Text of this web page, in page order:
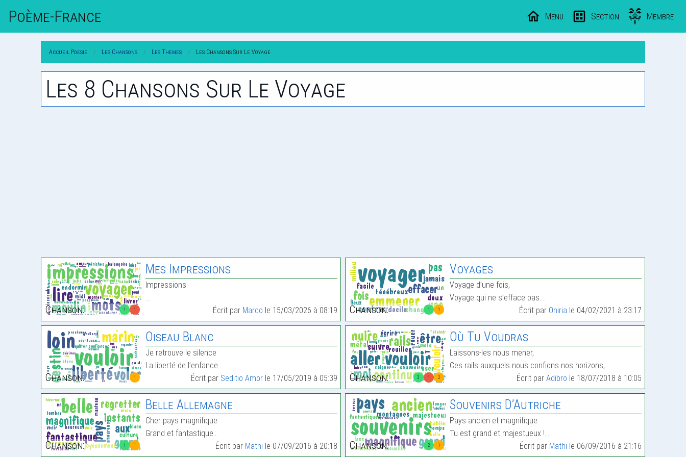
Poème-FrAnce Menu Section Membre
Accueil Poesie Les Chansons Les Themes Les Chansons Sur Le Voyage
Les 8 Chansons Sur Le Voyage
1 1
Chanson:
Mes Impressions
Impressions
…
Écrit par Marco le 15/03/2026 à 08:19 1 1
Chanson:
Voyages
Voyage d’une fois,
Voyage qui ne s’efface pas.…
Écrit par Oniria le 04/02/2021 à 23:17
1
Chanson:
Oiseau Blanc
Je retrouve le silence
La liberté de l’enfance…
Écrit par Seditio Amor le 17/05/2019 à 05:39 3 1 2
Chanson:
Où Tu Voudras
Laissons-les nous mener,
Ces rails auxquels nous confions nos horizons,…
Écrit parAdibro le 18/07/2018 à 10:05
1 1
Chanson:
Belle Allemagne
Cher pays magnifique
Grand et fantastique…
Écrit par Mathi le 07/09/2016 à 20:18 2 1
Chanson:
Souvenirs D’Autriche
Pays ancien et magnifique
Tu est grand et majestueux !…
Écrit par Mathi le 06/09/2016 à 21:16